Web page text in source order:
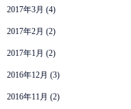
2017年3月 (4)
2017年2月 (2)
2017年1月 (2)
2016年12月 (3)
2016年11月 (2)